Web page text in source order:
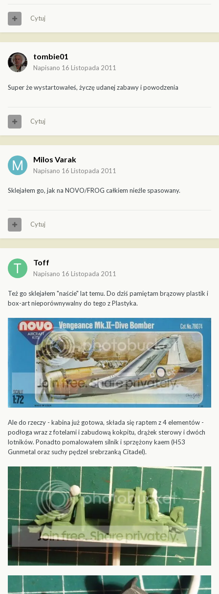
Cytuj
tombie01
Napisano 16 Listopada 2011
Super że wystartowałeś, życzę udanej zabawy i powodzenia
Cytuj
Milos Varak
Napisano 16 Listopada 2011
Sklejałem go, jak na NOVO/FROG całkiem nieźle spasowany.
Cytuj
Toff
Napisano 16 Listopada 2011
Też go sklejałem "naście" lat temu. Do dziś pamiętam brązowy plastik i
box-art nieporównywalny do tego z Plastyka.
Ale do rzeczy - kabina już gotowa, składa się raptem z 4 elementów -
podłoga wraz z fotelami i zabudową kokpitu, drążek sterowy i dwóch
lotników. Ponadto pomalowałem silnik i sprzężony kaem (H53
Gunmetal oraz suchy pędzel srebrzanką Citadel).